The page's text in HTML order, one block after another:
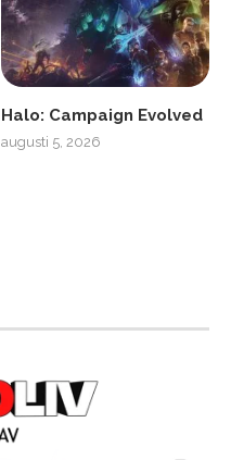
Halo: Campaign Evolved
augusti 5, 2026